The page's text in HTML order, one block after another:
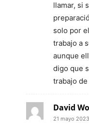
llamar, si
solo por
trabajo a
aunque
digo que
trabajo
David
21 mayo